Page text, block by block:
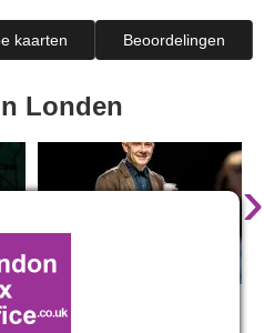
kaarten Beoordelingen
Londen
›